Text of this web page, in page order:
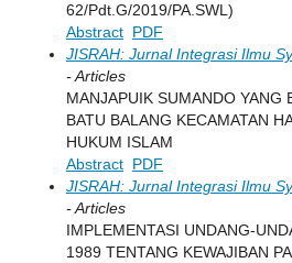
62/Pdt.G/2019/PA.SWL)
Abstract PDF
JISRAH: Jurnal Integrasi Ilmu
- Articles
MANJAPUIK SUMANDO YANG
BATU BALANG KECAMATAN
HUKUM ISLAM
Abstract PDF
JISRAH: Jurnal Integrasi Ilmu
- Articles
IMPLEMENTASI UNDANG-
1989 TENTANG KEWAJIBAN